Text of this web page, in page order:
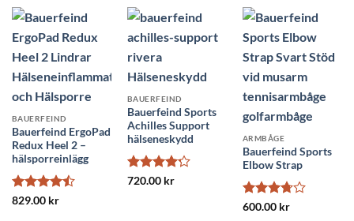
BAUERFEIND
Bauerfeind ErgoPad
Redux Heel 2 –
hälsporreinlägg
Betygsatt
829.00 kr
BAUERFEIND
Bauerfeind Sports
Achilles Support
hälseneskydd
Betygsatt
720.00 kr
ARMBÅGE
Bauerfeind Sports
Elbow Strap
Betygsatt
600.00 kr